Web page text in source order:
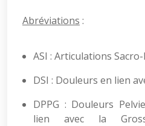
Abréviations :
ASI : Articulations
DSI : Douleurs en lien
DPPG : Douleurs
lien avec la